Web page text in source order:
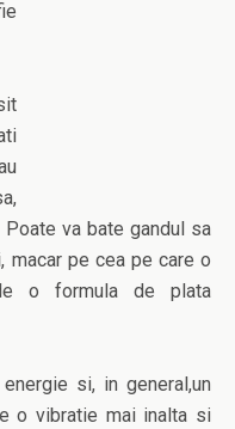
va bate gandul sa
macar pe cea pe care o
o formula de plata
si, in general,un
o vibratie mai inalta si